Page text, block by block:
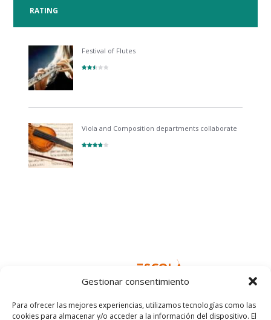
Gestionar consentimiento
Para ofrecer las mejores experiencias, utilizamos tecnologías como las
cookies para almacenar y/o acceder a la información del dispositivo. El
RATING
Festival of Flutes
Viola and Composition departments collaborate